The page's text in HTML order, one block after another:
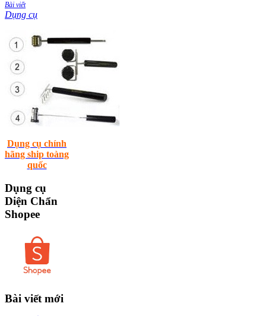
Bài viết
Dụng cụ
Dụng cụ chính
hãng ship toàng
quốc
Dụng cụ
Diện Chẩn
Shopee
Bài viết mới